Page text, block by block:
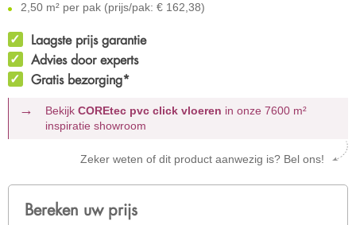
2,50 m² per pak (prijs/pak: € 162,38)
Laagste prijs garantie
Advies door experts
Gratis bezorging*
Bekijk COREtec pvc click vloeren in onze 7600 m²
inspiratie showroom
Zeker weten of dit product aanwezig is? Bel ons!
Bereken uw prijs